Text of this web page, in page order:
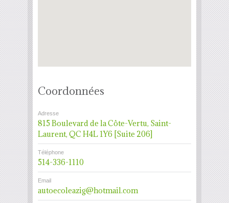
Coordonnées
Adresse
815 Boulevard de la Côte-Vertu, Saint-
Laurent, QC H4L 1Y6 [Suite 206]
Téléphone
514-336-1110
Email
autoecoleazig@hotmail.com